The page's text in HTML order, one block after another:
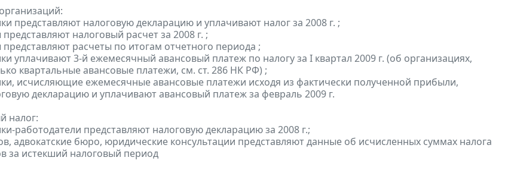
представляют налоговую декларацию и уплачивают налог за 2008 г. ;
налоговый расчет за 2008 г. ;
расчеты по итогам отчетного периода ;
уплачивают 3-й ежемесячный авансовый платеж по налогу за I квартал 2009 г. (об организациях,
квартальные авансовые платежи, см. ст. 286 НК РФ) ;
исчисляющие ежемесячные авансовые платежи исходя из фактически полученной прибыли,
декларацию и уплачивают авансовый платеж за февраль 2009 г.
налог:
работодатели представляют налоговую декларацию за 2008 г.;
адвокатские бюро, юридические консультации представляют данные об исчисленных суммах налога
за истекший налоговый период